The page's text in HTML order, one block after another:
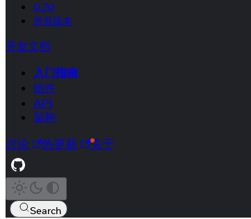
0.70
所有版本
开发文档
入门指南
组件
API
架构
讨论 热更新 关于
Search